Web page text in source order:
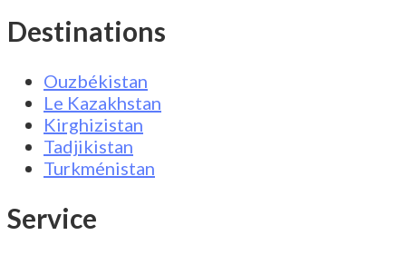
Destinations
Ouzbékistan
Le Kazakhstan
Kirghizistan
Tadjikistan
Turkménistan
Service